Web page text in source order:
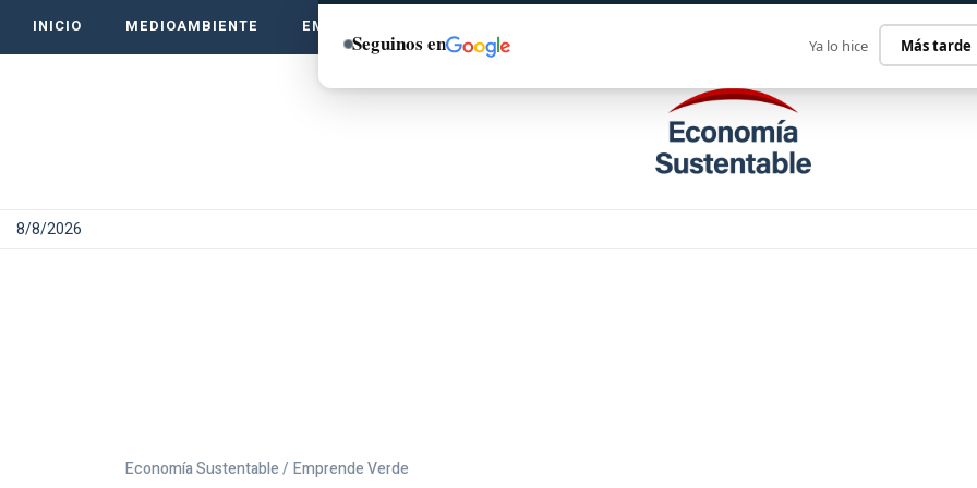
INICIO MEDIOAMBIENTE EMPRENDE VERDE
8/8/2026
Economía Sustentable / Emprende Verde
Seguinos en Ya lo hice Más tarde